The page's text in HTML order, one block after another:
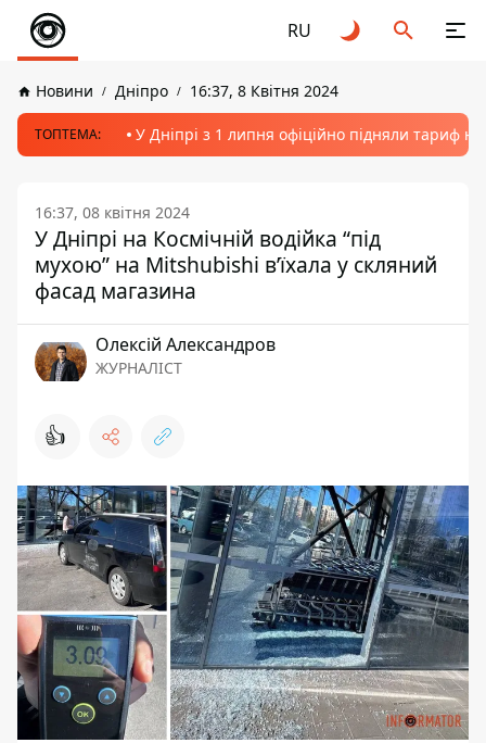
RU
Новини Дніпро 16:37, 8 Квітня 2024
ТОПТЕМА: У Дніпрі з 1 липня офіційно підняли тариф
16:37, 08 квітня 2024
У Дніпрі на Космічній водійка “під
мухою” на Mitshubishi в’їхала у скляний
фасад магазина
Олексій Александров
ЖУРНАЛІСТ
👍